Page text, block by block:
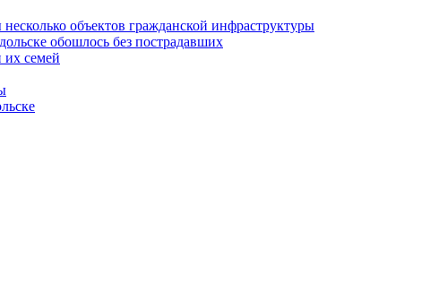
объектов гражданской инфраструктуры
обошлось без пострадавших
их семей